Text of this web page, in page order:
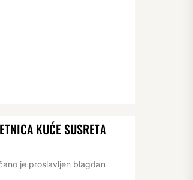
KUĆE SUSRETA
je proslavljen blagdan